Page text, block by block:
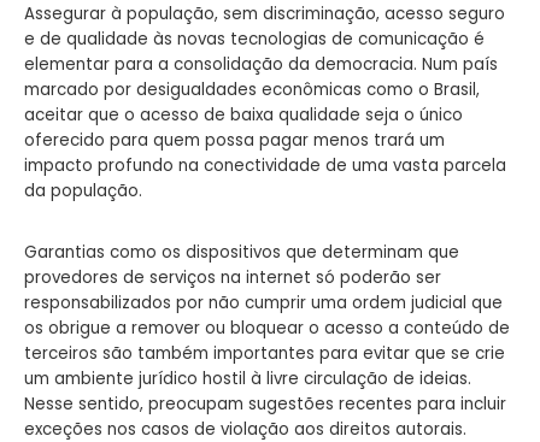
Assegurar à população, sem discriminação, acesso seguro
e de qualidade às novas tecnologias de comunicação é
elementar para a consolidação da democracia. Num país
marcado por desigualdades econômicas como o Brasil,
aceitar que o acesso de baixa qualidade seja o único
oferecido para quem possa pagar menos trará um
impacto profundo na conectividade de uma vasta parcela
da população.
Garantias como os dispositivos que determinam que
provedores de serviços na internet só poderão ser
responsabilizados por não cumprir uma ordem judicial que
os obrigue a remover ou bloquear o acesso a conteúdo de
terceiros são também importantes para evitar que se crie
um ambiente jurídico hostil à livre circulação de ideias.
Nesse sentido, preocupam sugestões recentes para incluir
exceções nos casos de violação aos direitos autorais.